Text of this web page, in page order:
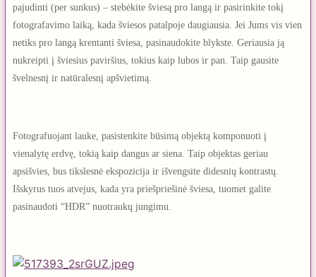
pajudinti (per sunkus) – stebėkite šviesą pro langą ir pasirinkite tokį
fotografavimo laiką, kada šviesos patalpoje daugiausia. Jei Jums vis vien
netiks pro langą krentanti šviesa, pasinaudokite blykste. Geriausia ją
nukreipti į šviesius paviršius, tokius kaip lubos ir pan. Taip gausite
švelnesnį ir natūralesnį apšvietimą.
Fotografuojant lauke, pasistenkite būsimą objektą komponuoti į
vienalytę erdvę, tokią kaip dangus ar siena. Taip objektas geriau
apsišvies, bus tikslesnė ekspozicija ir išvengsite didesnių kontrastų.
Išskyrus tuos atvejus, kada yra priešpriešinė šviesa, tuomet galite
pasinaudoti “HDR” nuotraukų jungimu.